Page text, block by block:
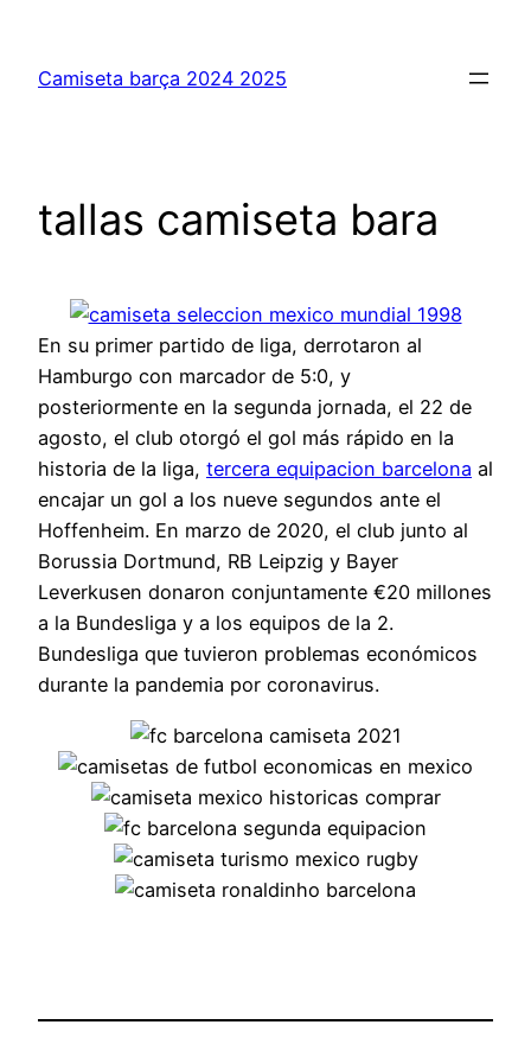
contenido
Camiseta barça 2024 2025
tallas camiseta bara
En su primer partido de liga, derrotaron al
Hamburgo con marcador de 5:0, y
posteriormente en la segunda jornada, el 22 de
agosto, el club otorgó el gol más rápido en la
historia de la liga, tercera equipacion barcelona al
encajar un gol a los nueve segundos ante el
Hoffenheim. En marzo de 2020, el club junto al
Borussia Dortmund, RB Leipzig y Bayer
Leverkusen donaron conjuntamente €20 millones
a la Bundesliga y a los equipos de la 2.
Bundesliga que tuvieron problemas económicos
durante la pandemia por coronavirus.